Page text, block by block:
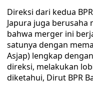
Direksi dari kedua
Japura juga
bahwa merger ini
satunya dengan
Asjap) lengkap
direksi, melakukan
diketahui, Dirut BPR